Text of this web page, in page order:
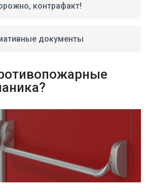
контрафакт!
документы